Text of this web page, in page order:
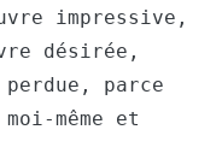
impressive,
désirée,
perdue, parce
même et